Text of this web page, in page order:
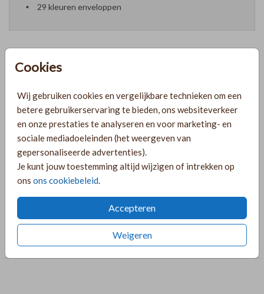
Cookies
Wij gebruiken cookies en vergelijkbare technieken om een
betere gebruikerservaring te bieden, ons websiteverkeer
en onze prestaties te analyseren en voor marketing- en
sociale mediadoeleinden (het weergeven van
gepersonaliseerde advertenties).
Je kunt jouw toestemming altijd wijzigen of intrekken op
ons ons cookiebeleid.
Accepteren
Weigeren
29 kleuren enveloppen
PRODUCTINFORMATIE
OMSCHRIJVING
Mooi welkomstbord in wit met gouden letters en mauve
COLLECTIE
Tuinborden